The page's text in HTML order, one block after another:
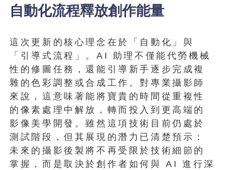
自動化流程釋放創作能量
這次更新的核心理念在於「自動化」與
「引導式流程」。AI 助理不僅能代勞機械
性的修圖任務，還能引導新手逐步完成複
雜的色彩調整或合成工作。對專業攝影師
來說，這意味著能將寶貴的時間從重複性
的像素處理中解放，轉而投入到更高端的
影像美學開發。雖然這項技術目前仍處於
測試階段，但其展現的潛力已清楚預示：
未來的攝影後製將不再受限於技術細節的
掌握，而是取決於創作者如何與 AI 進行深